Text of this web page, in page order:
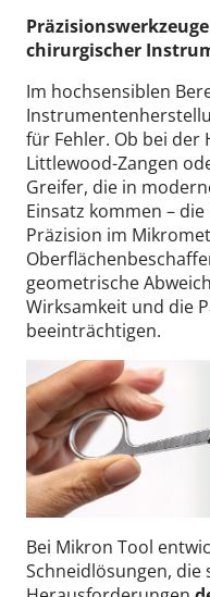
chirurgischer
Im hochsensiblen
für Fehler. Ob bei der
Littlewood-Zangen
Greifer, die in
Einsatz kommen –
Präzision im
geometrische
Wirksamkeit und die
beeinträchtigen.
Bei Mikron Tool
Schneidlösungen, die